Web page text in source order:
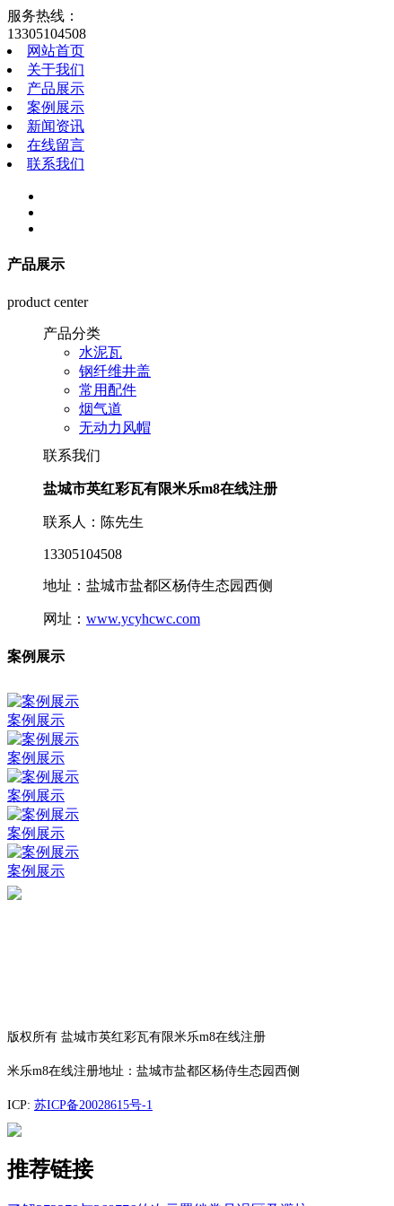
服务热线：
13305104508
网站首页
关于我们
产品展示
案例展示
新闻资讯
在线留言
联系我们
产品展示
product center
产品分类
水泥瓦
钢纤维井盖
常用配件
烟气道
无动力风帽
联系我们
盐城市英红彩瓦有限米乐m8在线注册
联系人：陈先生
13305104508
地址：盐城市盐都区杨侍生态园西侧
网址： www.ycyhcwc.com
案例展示
案例展示
案例展示
案例展示
案例展示
案例展示
版权所有 盐城市英红彩瓦有限米乐m8在线注册
米乐m8在线注册地址：盐城市盐都区杨侍生态园西侧
ICP: 苏ICP备20028615号-1
推荐链接